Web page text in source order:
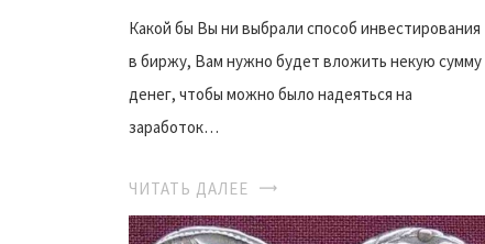
Какой бы Вы ни выбрали способ инвестирования
в биржу, Вам нужно будет вложить некую сумму
денег, чтобы можно было надеяться на
заработок…
ЧИТАТЬ ДАЛЕЕ